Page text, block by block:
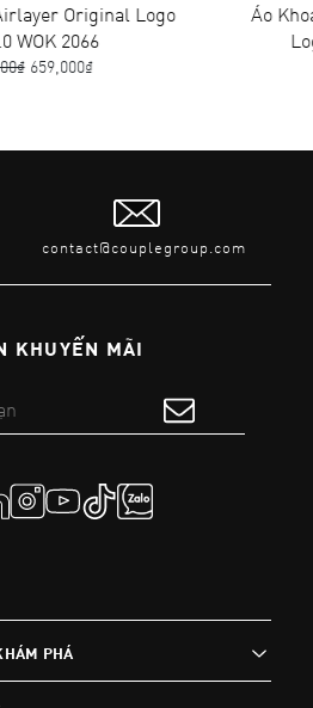
Original Logo
2066
659,000₫
Áo
contact@couplegroup.com
KHUYẾN MÃI
PHÁ